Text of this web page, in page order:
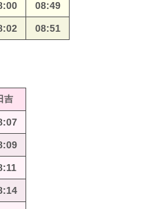
08:49
08:51
吉